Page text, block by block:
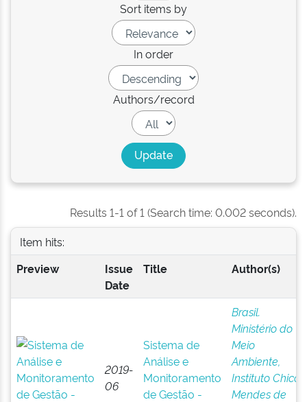
Sort items by
In order
Authors/record
Results 1-1 of 1 (Search time: 0.002 seconds).
Item hits:
Preview
Issue
Date
Title Author(s)
2019-
06
Sistema de
Análise e
Monitoramento
de Gestão -
Brasil.
Ministério do
Meio
Ambiente,
Instituto Chico
Mendes de